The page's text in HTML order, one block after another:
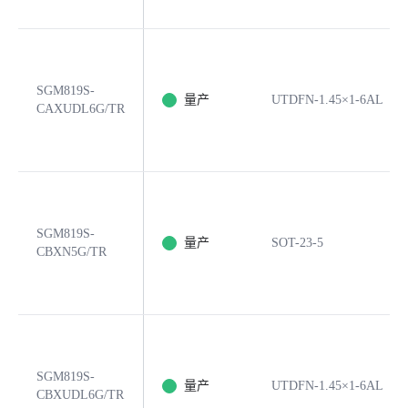
SGM819S-
CAXUDL6G/TR
量产 UTDFN-1.45×1-6AL
SGM819S-
CBXN5G/TR
量产 SOT-23-5
SGM819S-
CBXUDL6G/TR
量产 UTDFN-1.45×1-6AL